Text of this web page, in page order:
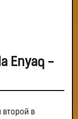
Enyaq -
второй в